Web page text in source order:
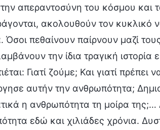
απεραντοσύνη του κόσμου και
ακολουθούν τον κυκλικό
Όσοι πεθαίνουν παίρνουν μαζί
την ίδια τραγική
Γιατί ζούμε; Και γιατί
αυτήν την ανθρωπότητα;
η ανθρωπότητα τη μοίρα της;…
εδώ και χιλιάδες χρόνια.